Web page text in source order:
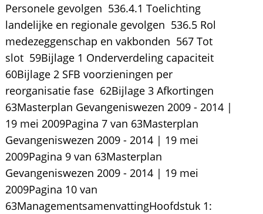
Personele gevolgen  536.4.1 Toelichting
landelijke en regionale gevolgen  536.5 Rol
medezeggenschap en vakbonden  567 Tot
slot  59Bijlage 1 Onderverdeling capaciteit 
60Bijlage 2 SFB voorzieningen per
reorganisatie fase  62Bijlage 3 Afkortingen 
63Masterplan Gevangeniswezen 2009 - 2014 |
19 mei 2009Pagina 7 van 63Masterplan
Gevangeniswezen 2009 - 2014 | 19 mei
2009Pagina 9 van 63Masterplan
Gevangeniswezen 2009 - 2014 | 19 mei
2009Pagina 10 van
63ManagementsamenvattingHoofdstuk 1: